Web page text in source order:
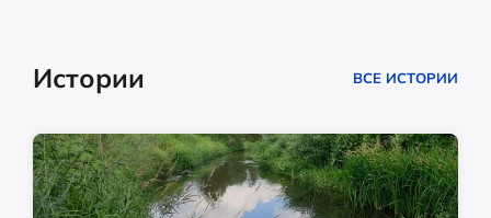
Истории ВСЕ ИСТОРИИ